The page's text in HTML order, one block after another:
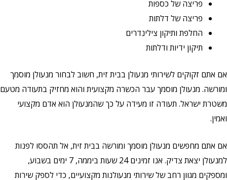
פריצה של כספות
פריצה של דלתות
החלפת ותיקון צילינדרים
תיקון ידיות ודלתות
אם אתם זקוקים לשירותי מנעולן בבית זית, חשוב לבחור מנעולן מוסמך
ומורשה. מנעולן מוסמך עבר הכשרה מקצועית והוא מחזיק בתעודה מטעם
משטרת ישראל. תעודה זו מעידה על כך שהמנעולן הוא אדם מקצועי
ואמין.
אם אתם מחפשים מנעולן מוסמך ומורשה בבית זית, אל תהססו לפנות
למנעולן יצאת צדיק. אנו זמינים 24 שעות ביממה, 7 ימים בשבוע,
ומספקים מגוון רחב של שירותי מנעולנות מקצועיים, כדי לספק שירות